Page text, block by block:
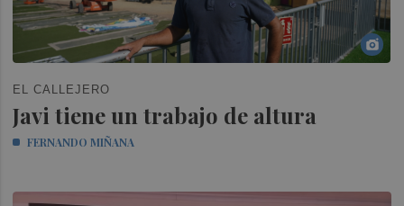
EL CALLEJERO
Javi tiene un trabajo de altura
FERNANDO MIÑANA